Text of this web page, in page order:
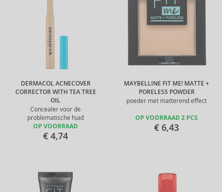
DERMACOL ACNECOVER
CORRECTOR WITH TEA TREE
OIL
Concealer voor de
problematische huid
OP VOORRAAD
€ 4,74
MAYBELLINE FIT ME! MATTE +
PORELESS POWDER
poeder met matterend effect
OP VOORRAAD 2 PCS
€ 6,43